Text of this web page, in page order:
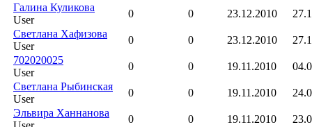
Галина Куликова
User
0 0 23.12.2010
Светлана Хафизова
User
0 0 23.12.2010
702020025
User
0 0 19.11.2010
Светлана Рыбинская
User
0 0 19.11.2010
Эльвира Ханнанова
0 0 19.11.2010